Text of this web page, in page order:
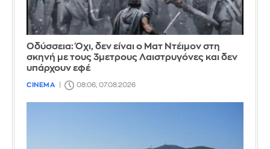
Οδύσσεια: Όχι, δεν είναι ο Ματ Ντέιμον στη
σκηνή με τους 3μετρους Λαιστρυγόνες και δεν
υπάρχουν εφέ
CINEMA 08:06, 07.08.2026